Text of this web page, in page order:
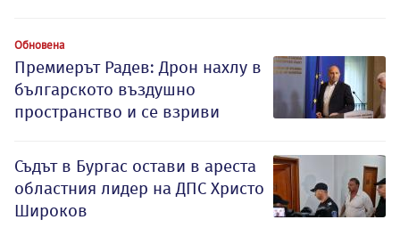
Обновена
Премиерът Радев: Дрон нахлу в
българското въздушно
пространство и се взриви
Съдът в Бургас остави в ареста
областния лидер на ДПС Христо
Широков